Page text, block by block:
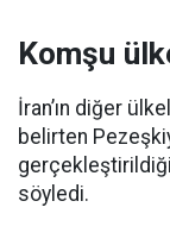
Komşu
İran’ın diğer
belirten
söyledi.